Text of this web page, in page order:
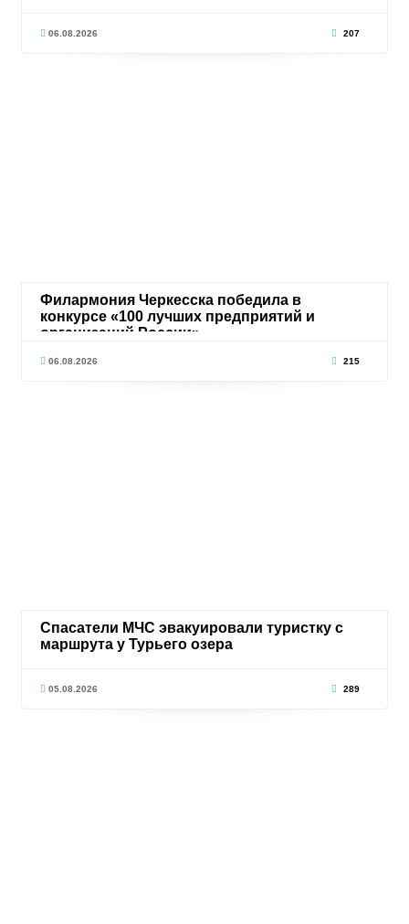
06.08.2026 207
Филармония Черкесска победила в
конкурсе «100 лучших предприятий и
организаций России»
06.08.2026 215
Спасатели МЧС эвакуировали туристку с
маршрута у Турьего озера
05.08.2026 289